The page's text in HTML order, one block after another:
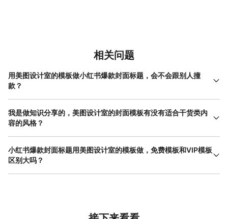
相关问题
用美图设计室的模板做小红书爆款封面标题，会不会跟别人撞
款？
这是一个很多人第一次用模板时会担心的问题。美图设计室的模板
库里有大量不同风格的封面方案，覆盖了简约、手绘、时尚、卡
通、文艺等多种类型。每个模板都可以自由更换文字、图片和颜
图换成自己的照片，配色也可以根据品牌色调做调整——改完之后
谁还看得出用的是同一个模板？模板的价值在于提供框架和灵感，
我是做知识分享的，美图设计室的封面模板有没有适合干货类内
容的风格？
有，而且不少。美图设计室的模板按用途做了分类，干货科普类是
其中一个大类。针对知识分享类内容，平台提供了简约文艺风、简
约时尚商务风、手绘插画风等多种选择。简约文艺风的模板以干净
小红书爆款封面标题用美图设计室的模板做，免费模板和VIP模板
区别大吗？
区别主要体现在模板数量和风格丰富度上。美图设计室的模板库里
风、新潮撞色拼接风、简约时尚职场风等不同方向。如果你做的内